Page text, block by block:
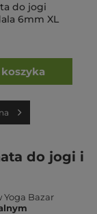
do jogi
6mm XL
koszyka
do jogi i
Yoga Bazar